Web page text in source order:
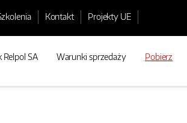
Kontakt Projekty UE
Relpol SA Warunki sprzedaży Pobierz